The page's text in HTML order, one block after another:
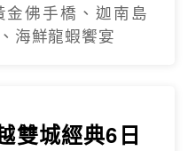
佛手橋、迦南島
海鮮龍蝦饗宴
雙城經典6日